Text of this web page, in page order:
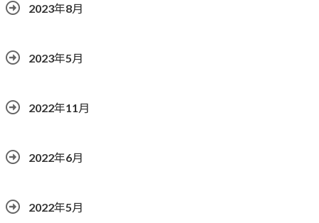
2023年8月
2023年5月
2022年11月
2022年6月
2022年5月